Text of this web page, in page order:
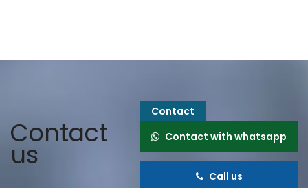
Contact
us
Contact
Contact with whatsapp
Call us